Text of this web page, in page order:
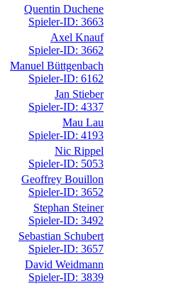
Quentin Duchene
Spieler-ID: 3663
Axel Knauf
Spieler-ID: 3662
Manuel Büttgenbach
Spieler-ID: 6162
Jan Stieber
Spieler-ID: 4337
Mau Lau
Spieler-ID: 4193
Nic Rippel
Spieler-ID: 5053
Geoffrey Bouillon
Spieler-ID: 3652
Stephan Steiner
Spieler-ID: 3492
Sebastian Schubert
Spieler-ID: 3657
David Weidmann
Spieler-ID: 3839